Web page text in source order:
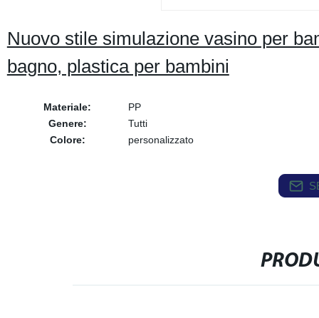
Nuovo stile simulazione vasino per
bagno, plastica per bambini
Materiale:
PP
Genere:
Tutti
Colore:
personalizzato